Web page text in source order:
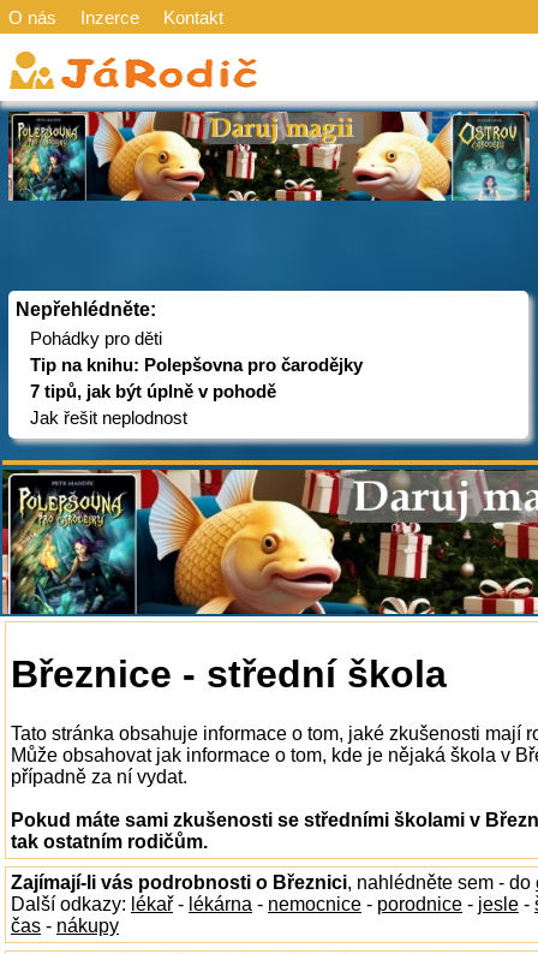
O nás Inzerce Kontakt
Nepřehlédněte:
Pohádky pro děti
Tip na knihu: Polepšovna pro čarodějky
7 tipů, jak být úplně v pohodě
Jak řešit neplodnost
Březnice - střední škola
Tato stránka obsahuje informace o tom, jaké zkušenosti mají
Může obsahovat jak informace o tom, kde je nějaká škola v
případně za ní vydat.
Pokud máte sami zkušenosti se středními školami v
tak ostatním rodičům.
Zajímají-li vás podrobnosti o Březnici, nahlédněte sem - do
Další odkazy: lékař - lékárna - nemocnice - porodnice - jesle -
čas - nákupy